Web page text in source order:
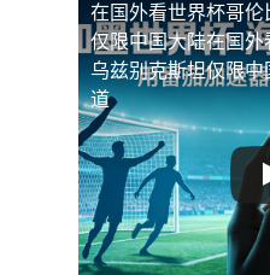
在国外看世界杯哥
仅限中国大陆在国外
乌兹别克斯坦仅限
道